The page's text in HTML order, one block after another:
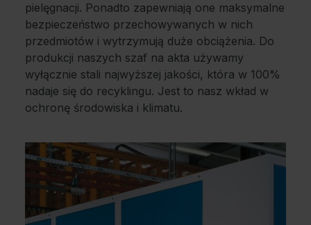
pielęgnacji. Ponadto zapewniają one maksymalne
bezpieczeństwo przechowywanych w nich
przedmiotów i wytrzymują duże obciążenia. Do
produkcji naszych szaf na akta używamy
wyłącznie stali najwyższej jakości, która w 100%
nadaje się do recyklingu. Jest to nasz wkład w
ochronę środowiska i klimatu.